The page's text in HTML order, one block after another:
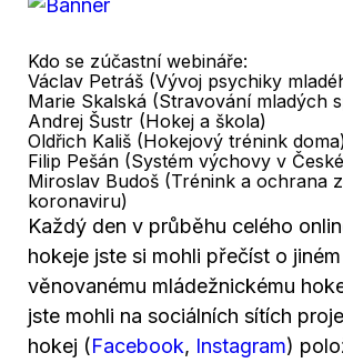
Kdo se zúčastní webináře:
Václav Petráš (Vývoj psychiky
Marie Skalská (Stravování mladých
Andrej Šustr (Hokej a škola)
Oldřich Kališ (Hokejový trénink
Filip Pešán (Systém výchovy v
Miroslav Budoš (Trénink a ochrana
koronaviru)
Každý den v průběhu celého
hokeje jste si mohli přečíst o
věnovanému mládežnickému
jste mohli na sociálních sítích
hokej (Facebook, Instagram)